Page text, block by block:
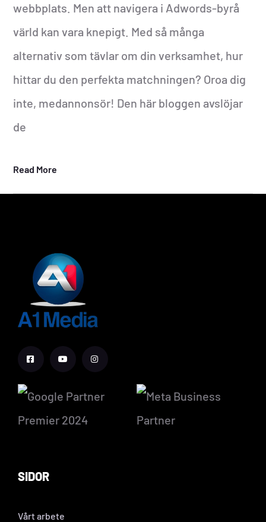
webbplats. Men att navigera i Adwords-byrå
värld kan vara knepigt. Med så många
alternativ som tävlar om din verksamhet, hur
hittar du den perfekta matchningen? Oroa dig
inte, medannonsör! Den här bloggen avslöjar
de
Read More
SIDOR
Vårt arbete